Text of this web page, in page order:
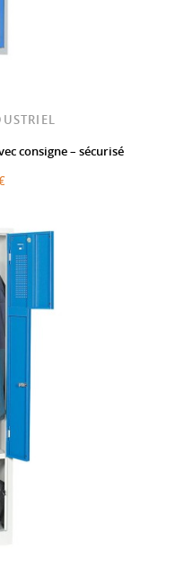
consigne – sécurisé